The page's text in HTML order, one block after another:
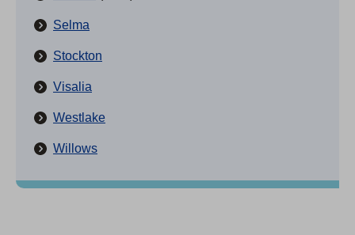
Selma
Stockton
Visalia
Westlake
Willows